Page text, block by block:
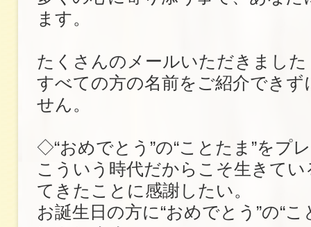
ます。
たくさんのメールいただきました
すべての方の名前をご紹介できず
せん。
◇“おめでとう”の“ことたま”をプ
こういう時代だからこそ生きて
てきたことに感謝したい。
お誕生日の方に“おめでとう”の“